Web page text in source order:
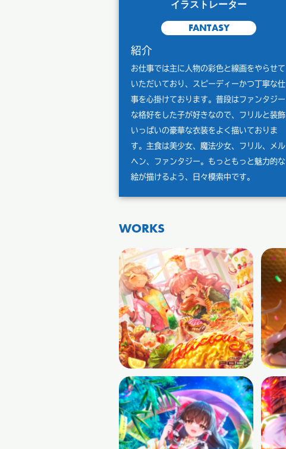
イラストレーター
FANTASY
紹介
お仕事では主に人物の彩色と線画をやらせて
いただいており、スピーディーかつ丁寧な仕
事を心掛けております。普段はファンタジー
な格好をした子が好きなので、フリルと装飾
いっぱいの豪華な衣装をよく描いておりま
す。主食は美少女、魔法少女、フリル、メル
ヘン、ファンタジー。もっともっと魅力的な
絵が描けるよう、日々模索中です。
WORKS